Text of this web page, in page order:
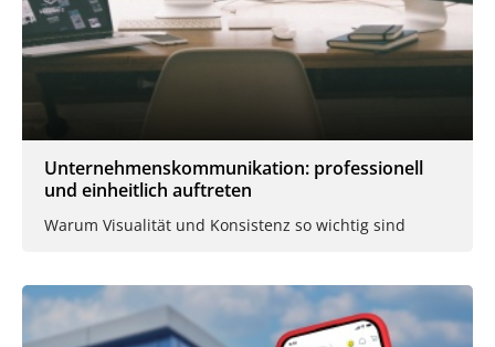
Unternehmenskommunikation: professionell
und einheitlich auftreten
Warum Visualität und Konsistenz so wichtig sind